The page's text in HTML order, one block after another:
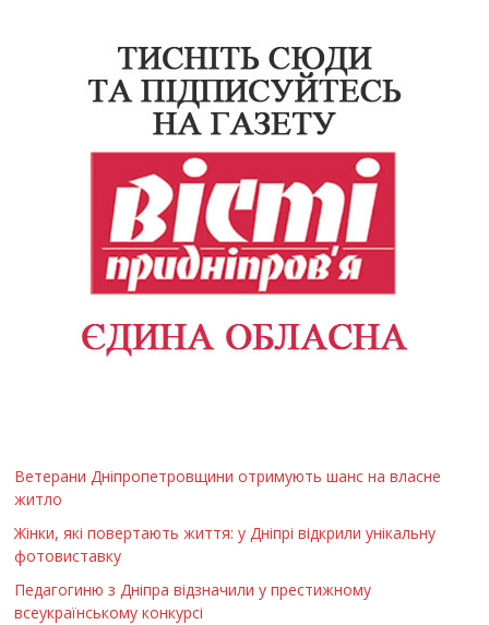
Ветерани Дніпропетровщини отримують шанс на власне
житло
Жінки, які повертають життя: у Дніпрі відкрили унікальну
фотовиставку
Педагогиню з Дніпра відзначили у престижному
всеукраїнському конкурсі